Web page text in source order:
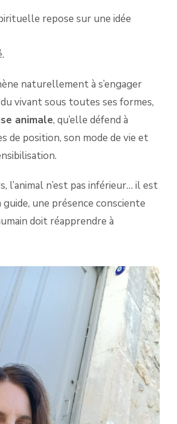
repose sur une idée
naturellement à s’engager
vivant sous toutes ses formes,
animale, qu’elle défend à
de position, son mode de vie et
l’animal n’est pas inférieur… il est
guide, une présence consciente
doit réapprendre à